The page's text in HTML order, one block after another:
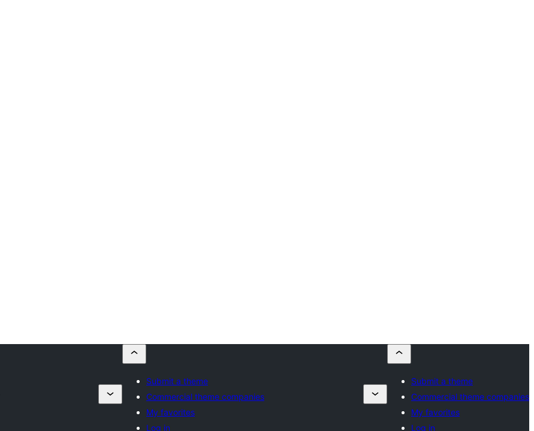
Submit a theme
Commercial theme companies
My favorites
Log in
Submit a theme
Commercial theme companies
My favorites
Log in